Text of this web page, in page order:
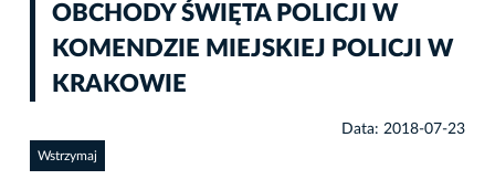
OBCHODY ŚWIĘTA POLICJI W
KOMENDZIE MIEJSKIEJ POLICJI W
KRAKOWIE
Data: 2018-07-23
Wstrzymaj